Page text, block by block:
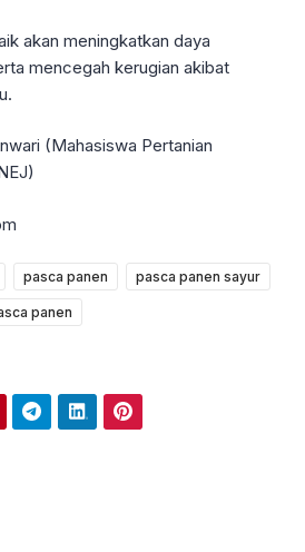
akan meningkatkan daya
mencegah kerugian akibat
(Mahasiswa Pertanian
pasca panen pasca panen sayur
panen